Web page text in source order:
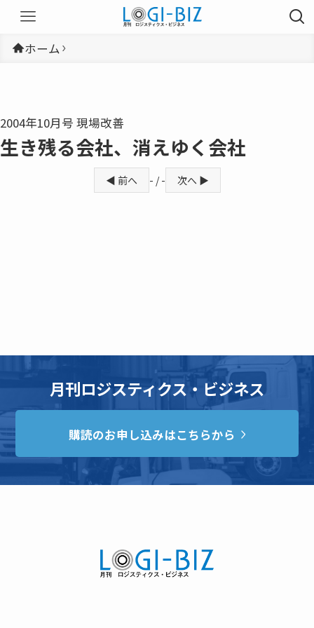
ホーム
2004年10月号 現場改善
生き残る会社、消えゆく会社
◀ 前へ - / - 次へ ▶
月刊ロジスティクス・ビジネス
購読のお申し込みはこちらから